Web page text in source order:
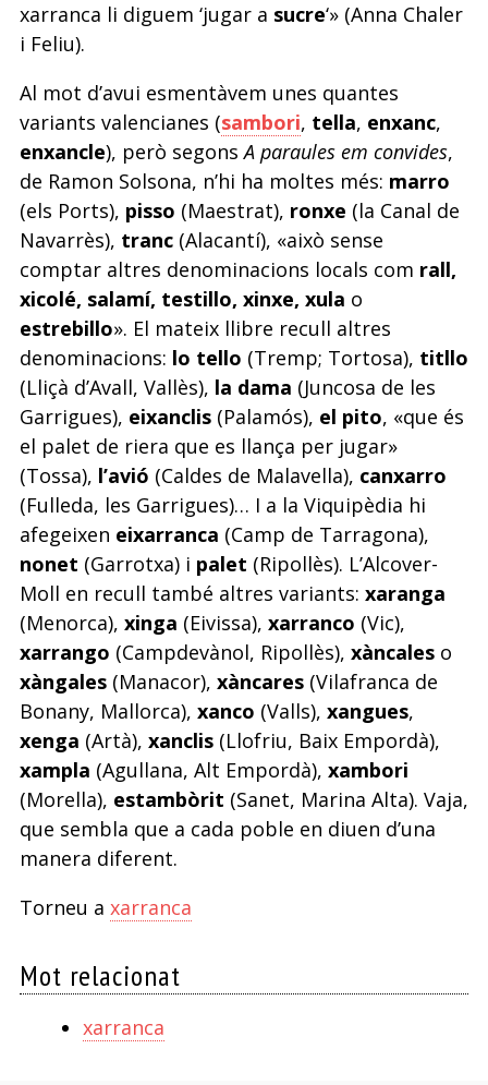
xarranca li diguem ‘jugar a sucre‘» (Anna Chaler
i Feliu).
Al mot d’avui esmentàvem unes quantes
variants valencianes (sambori, tella, enxanc,
enxancle), però segonsA paraules em convides,
de Ramon Solsona, n’hi ha moltes més: marro
(els Ports), pisso (Maestrat), ronxe (la Canal de
Navarrès), tranc(Alacantí), «això sense
comptar altres denominacions locals com rall,
xicolé, salamí, testillo, xinxe, xula o
estrebillo». El mateix llibre recull altres
denominacions: lo tello (Tremp; Tortosa), titllo
(Lliçà d’Avall, Vallès), la dama (Juncosa de les
Garrigues), eixanclis(Palamós), el pito, «que és
el palet de riera que es llança per jugar»
(Tossa), l’avió (Caldes de Malavella), canxarro
(Fulleda, les Garrigues)… I a la Viquipèdia hi
afegeixen eixarranca (Camp de Tarragona),
nonet (Garrotxa) i palet (Ripollès). L’Alcover-
Moll en recull també altres variants: xaranga
(Menorca), xinga (Eivissa), xarranco (Vic),
xarrango (Campdevànol, Ripollès), xàncaleso
xàngales(Manacor), xàncares(Vilafranca de
Bonany, Mallorca), xanco (Valls), xangues,
xenga (Artà), xanclis(Llofriu, Baix Empordà),
xampla (Agullana, Alt Empordà), xambori
(Morella), estambòrit (Sanet, Marina Alta). Vaja,
que sembla que a cada poble en diuen d’una
manera diferent.
Torneu a xarranca
Mot relacionat
xarranca